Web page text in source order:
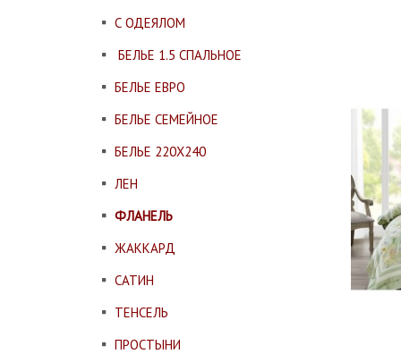
С ОДЕЯЛОМ
БЕЛЬЕ 1.5 СПАЛЬНОЕ
БЕЛЬЕ ЕВРО
БЕЛЬЕ СЕМЕЙНОЕ
БЕЛЬЕ 220Х240
ЛЕН
ФЛАНЕЛЬ
ЖАККАРД
САТИН
ТЕНСЕЛЬ
ПРОСТЫНИ